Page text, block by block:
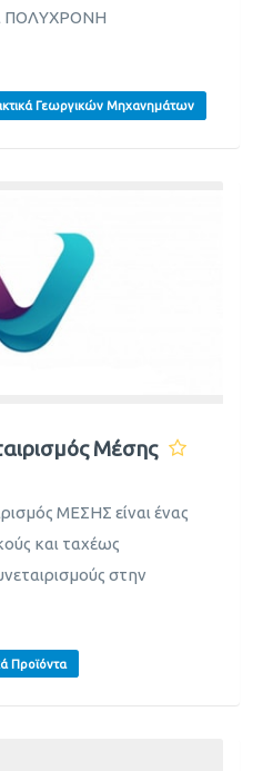
ΠΟΛΥΧΡΟΝΗ
Γεωργικών Μηχανημάτων
Μέσης
ΜΕΣΗΣ είναι ένας
και ταχέως
στην
Προϊόντα